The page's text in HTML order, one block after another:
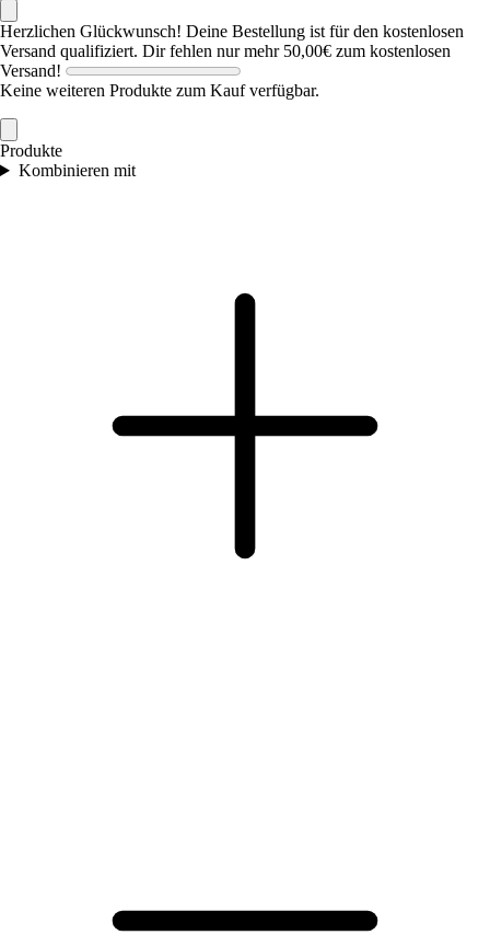
Herzlichen Glückwunsch! Deine Bestellung ist für den kostenlosen
Versand qualifiziert. Dir fehlen nur mehr 50,00€ zum kostenlosen
Versand!
Keine weiteren Produkte zum Kauf verfügbar.
Produkte
Kombinieren mit